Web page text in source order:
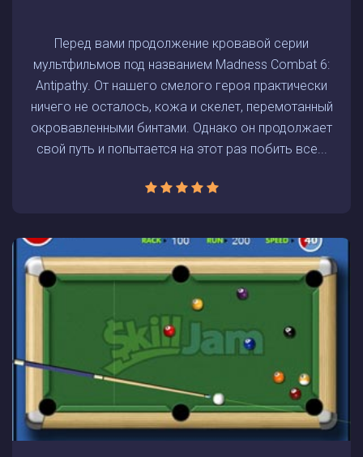
Перед вами продолжение кровавой серии
мультфильмов под названием Madness Combat 6:
Antipathy. От нашего смелого героя практически
ничего не осталось, кожа и скелет, перемотанный
окровавленными бинтами. Однако он продолжает
свой путь и попытается на этот раз побить все...